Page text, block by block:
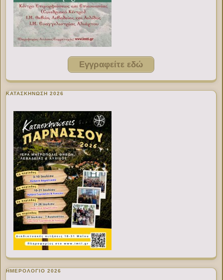
Εγγραφείτε εδώ
ΚΑΤΑΣΚΗΝΩΣΗ 2026
ΗΜΕΡΟΛΟΓΙΟ 2026